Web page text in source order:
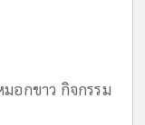
อกขาว กิจกรรม